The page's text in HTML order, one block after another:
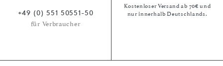
+49 (0) 551 50551-50
für Verbraucher
Kostenloser Versand ab 70€ und
nur innerhalb Deutschlands.